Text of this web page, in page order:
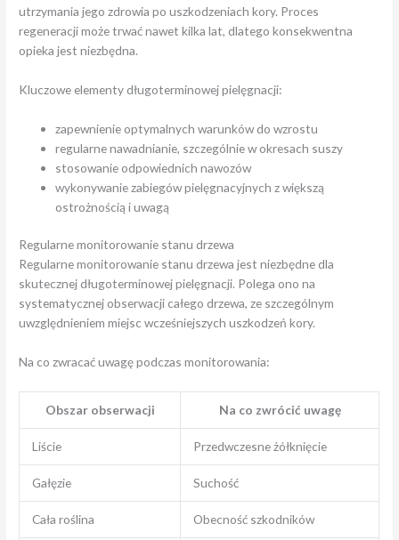
utrzymania jego zdrowia po uszkodzeniach kory. Proces
regeneracji może trwać nawet kilka lat, dlatego konsekwentna
opieka jest niezbędna.
Kluczowe elementy długoterminowej pielęgnacji:
zapewnienie optymalnych warunków do wzrostu
regularne nawadnianie, szczególnie w okresach suszy
stosowanie odpowiednich nawozów
wykonywanie zabiegów pielęgnacyjnych z większą
ostrożnością i uwagą
Regularne monitorowanie stanu drzewa
Regularne monitorowanie stanu drzewa jest niezbędne dla
skutecznej długoterminowej pielęgnacji. Polega ono na
systematycznej obserwacji całego drzewa, ze szczególnym
uwzględnieniem miejsc wcześniejszych uszkodzeń kory.
Na co zwracać uwagę podczas monitorowania:
Obszar obserwacji Na co zwrócić uwagę
Liście Przedwczesne żółknięcie
Gałęzie Suchość
Cała roślina Obecność szkodników